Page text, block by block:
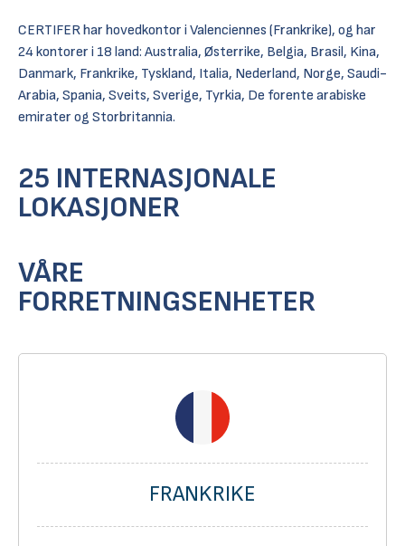
CERTIFER har hovedkontor i Valenciennes (Frankrike), og har
24 kontorer i 18 land: Australia, Østerrike, Belgia, Brasil, Kina,
Danmark, Frankrike, Tyskland, Italia, Nederland, Norge, Saudi-
Arabia, Spania, Sveits, Sverige, Tyrkia, De forente arabiske
emirater og Storbritannia.
25 INTERNASJONALE
LOKASJONER
VÅRE
FORRETNINGSENHETER
FRANKRIKE